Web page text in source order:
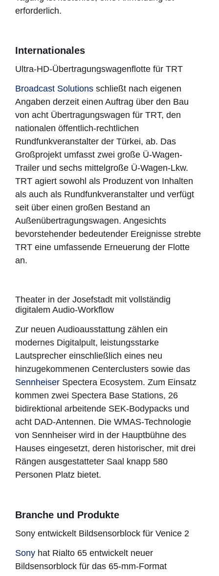
erforderlich.
Internationales
Ultra-HD-Übertragungswagenflotte für TRT
Broadcast Solutions schließt nach eigenen
Angaben derzeit einen Auftrag über den Bau
von acht Übertragungswagen für TRT, den
nationalen öffentlich-rechtlichen
Rundfunkveranstalter der Türkei, ab. Das
Großprojekt umfasst zwei große Ü-Wagen-
Trailer und sechs mittelgroße Ü-Wagen-Lkw.
TRT agiert sowohl als Produzent von Inhalten
als auch als Rundfunkveranstalter und verfügt
seit über einen großen Bestand an
Außenübertragungswagen. Angesichts
bevorstehender bedeutender Ereignisse strebte
TRT eine umfassende Erneuerung der Flotte
an.
Theater in der Josefstadt mit vollständig
digitalem Audio-Workflow
Zur neuen Audioausstattung zählen ein
modernes Digitalpult, leistungsstarke
Lautsprecher einschließlich eines neu
hinzugekommenen Centerclusters sowie das
Sennheiser Spectera Ecosystem. Zum Einsatz
kommen zwei Spectera Base Stations, 26
bidirektional arbeitende SEK-Bodypacks und
acht DAD-Antennen. Die WMAS-Technologie
von Sennheiser wird in der Hauptbühne des
Hauses eingesetzt, deren historischer, mit drei
Rängen ausgestatteter Saal knapp 580
Personen Platz bietet.
Branche und Produkte
Sony entwickelt Bildsensorblock für Venice 2
Sony hat Rialto 65 entwickelt neuer
Bildsensorblock für das 65-mm-Format